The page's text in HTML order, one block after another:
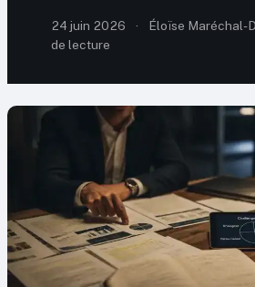
24 juin 2026 · Éloïse Maréchal-
de lecture